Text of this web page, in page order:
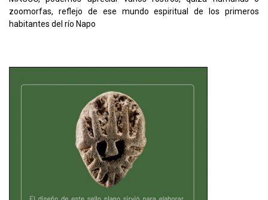
zoomorfas, reflejo de ese mundo espiritual de los primeros
habitantes del río Napo